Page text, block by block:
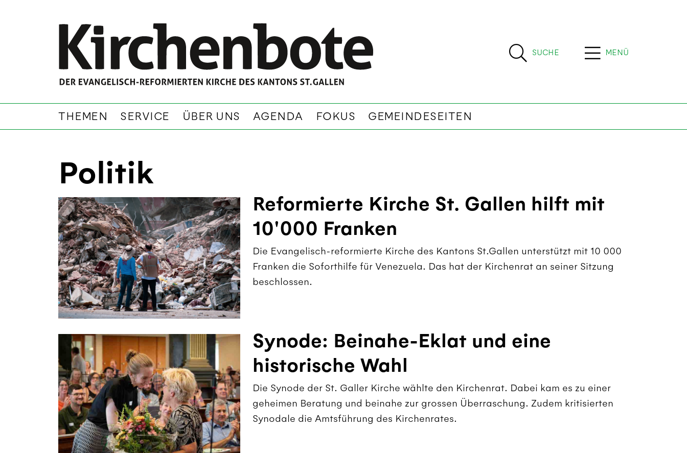
SUCHE MENÜ
THEMEN SERVICE ÜBER UNS AGENDA FOKUS GEMEINDESEITEN
Politik
Reformierte Kirche St. Gallen hilft mit
10'000 Franken
Die Evangelisch-reformierte Kirche des Kantons St.Gallen unterstützt mit 10 000
Franken die Soforthilfe für Venezuela. Das hat der Kirchenrat an seiner Sitzung
beschlossen.
Synode: Beinahe-Eklat und eine
historische Wahl
Die Synode der St. Galler Kirche wählte den Kirchenrat. Dabei kam es zu einer
geheimen Beratung und beinahe zur grossen Überraschung. Zudem kritisierten
Synodale die Amtsführung des Kirchenrates.